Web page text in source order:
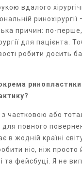
вдалого
причин: по-
для пацієнта.
робити досить
з частковою або
для повного
в жодній країні
ніс, ніж просто
та фейсбуці. Я не